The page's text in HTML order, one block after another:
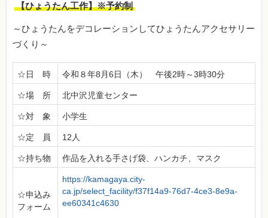
【ひょうたん工作】※予約制
～ひょうたんをデコレーションしてひょうたんアクセサリー
づくり～
☆日 時 令和８年8月6日（木） 午後2時～3時30分
☆場 所 北中沢児童センター
☆対 象 小学生
☆定 員 12人
☆持ち物 作品を入れる手さげ袋、ハンカチ、マスク
☆申込み
フォーム
https://kamagaya.city-
ca.jp/select_facility/f37f14a9-76d7-4ce3-8e9a-
ee60341c4630